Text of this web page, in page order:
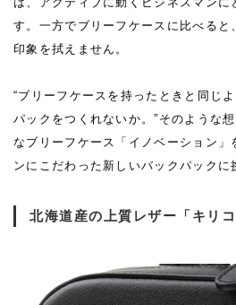
す。一方でブリーフケースに比べると
印象を拭えません。
“ブリーフケースを持ったときと同じ
パックをつくれないか。”そのような
なブリーフケース「イノベーション」
ンにこだわった新しいバックパックに
北海道産の上質レザー「キリコ